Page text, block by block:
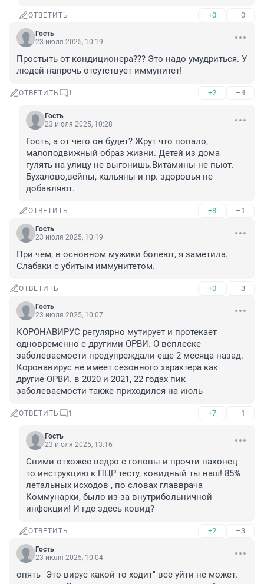
ОТВЕТИТЬ +0 –0
Гость
23 июля 2025, 10:19
Простыть от кондиционера??? Это надо умудриться. У
людей напрочь отсутствует иммунитет!
ОТВЕТИТЬ 1 +2 –4
Гость
23 июля 2025, 10:28
Гость, а от чего он будет? Жрут что попало,
малоподвижный образ жизни. Детей из дома
гулять на улицу не выгонишь.Витамины не пьют.
Бухалово,вейпы, кальяны и пр. здоровья не
добавляют.
ОТВЕТИТЬ +8 –1
Гость
23 июля 2025, 10:19
При чем, в основном мужики болеют, я заметила.
Слабаки с убитым иммунитетом.
ОТВЕТИТЬ +0 –3
Гость
23 июля 2025, 10:07
КОРОНАВИРУС регулярно мутирует и протекает
одновременно с другими ОРВИ. О всплеске
заболеваемости предупреждали еще 2 месяца назад.
Коронавирус не имеет сезонного характера как
другие ОРВИ. в 2020 и 2021, 22 годах пик
заболеваемости также приходился на июль
ОТВЕТИТЬ 1 +7 –1
Гость
23 июля 2025, 13:16
Сними отхожее ведро с головы и прочти наконец
то инструкцию к ПЦР тесту, ковидный ты наш! 85%
летальных исходов , по словах главврача
Коммунарки, было из-за внутрибольничной
инфекции! И где здесь ковид?
ОТВЕТИТЬ +2 –3
Гость
23 июля 2025, 10:04
опять "Это вирус какой то ходит" все уйти не может.